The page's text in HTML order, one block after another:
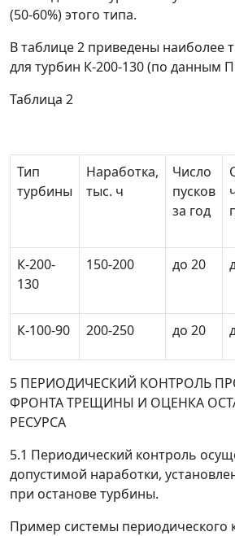
(50-60%) этого типа.
В таблице 2 приведены наиболее
для турбин К-200-130 (по данным
Таблица 2
Тип
турбины
Наработка,
тыс. ч
Число
пусков
за год
К-200-
130
150-200 до 20
К-100-90 200-250 до 20
5 ПЕРИОДИЧЕСКИЙ КОНТРОЛЬ
ФРОНТА ТРЕЩИНЫ И ОЦЕНКА
РЕСУРСА
5.1 Периодический контроль
допустимой наработки,
при останове турбины.
Пример системы периодического